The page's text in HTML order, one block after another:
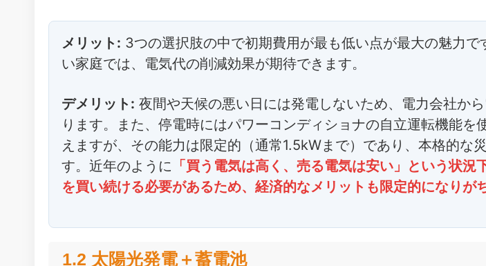
メリット: 3つの選択肢の中で初期費用が最も低い点が最大の魅力で
い家庭では、電気代の削減効果が期待できます。
デメリット: 夜間や天候の悪い日には発電しないため、電力会社か
ります。また、停電時にはパワーコンディショナの自立運転機能を
えますが、その能力は限定的（通常1.5kWまで）であり、本格的な
す。近年のように 「買う電気は高く、売る電気は安い」という状況
を買い続ける必要があるため、経済的なメリットも限定的になりが
1.2 太陽光発電＋蓄電池